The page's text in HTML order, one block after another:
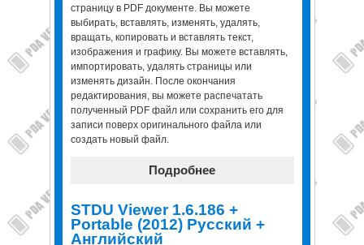
страницу в PDF документе. Вы можете
выбирать, вставлять, изменять, удалять,
вращать, копировать и вставлять текст,
изображения и графику. Вы можете вставлять,
импортировать, удалять страницы или
изменять дизайн. После окончания
редактирования, вы можете распечатать
полученный PDF файл или сохранить его для
записи поверх оригинального файла или
создать новый файл.
Подробнее
STDU Viewer 1.6.186 +
Portable (2012) Русский +
Английский